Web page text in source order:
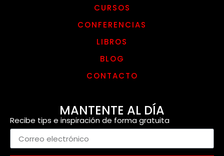
CURSOS
CONFERENCIAS
LIBROS
BLOG
CONTACTO
MANTENTE AL DÍA
Recibe tips e inspiración de forma gratuita